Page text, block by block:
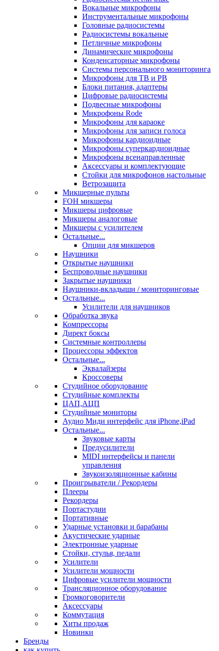
Вокальные микрофоны
Инструментальные микрофоны
Головные радиосистемы
Радиосистемы вокальные
Петличные микрофоны
Динамические микрофоны
Конденсаторные микрофоны
Системы персонального мониторинга
Микрофоны для ТВ и РВ
Блоки питания, адаптеры
Цифровые радиосистемы
Подвесные микрофоны
Микрофоны Rode
Микрофоны для караоке
Микрофоны для записи голоса
Микрофоны кардиоидные
Микрофоны суперкардиоидные
Микрофоны всенаправленные
Аксессуары и комплектующие
Стойки для микрофонов настольные
Ветрозащита
Микшерные пульты
FOH микшеры
Микшеры цифровые
Микшеры аналоговые
Микшеры с усилителем
Остальные...
Опции для микшеров
Наушники
Открытые наушники
Беспроводные наушники
Закрытые наушники
Наушники-вкладыши / мониторинговые
Остальные...
Усилители для наушников
Обработка звука
Компрессоры
Директ боксы
Системные контроллеры
Процессоры эффектов
Остальные...
Эквалайзеры
Кроссоверы
Студийное оборудование
Студийные комплекты
ЦАП,АЦП
Студийные мониторы
Аудио Миди интерфейс для iPhone,iPad
Остальные...
Звуковые карты
Предусилители
MIDI интерфейсы и панели
управления
Звукоизоляционные кабины
Проигрыватели / Рекордеры
Плееры
Рекордеры
Портастудии
Портативные
Ударные установки и барабаны
Акустические ударные
Электронные ударные
Стойки, стулья, педали
Усилители
Усилители мощности
Цифровые усилители мощности
Трансляционное оборудование
Громкоговорители
Аксессуары
Коммутация
Хиты продаж
Новинки
Бренды